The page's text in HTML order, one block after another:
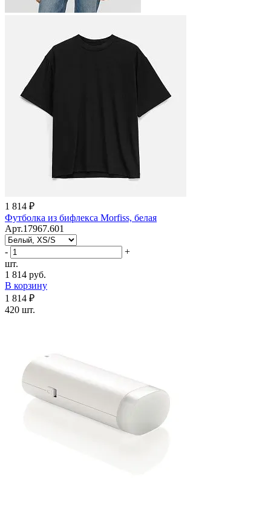
1 814 ₽
Футболка из бифлекса Morfiss, белая
Арт.17967.601
-
+
шт.
1 814 руб.
В корзину
1 814 ₽
420 шт.